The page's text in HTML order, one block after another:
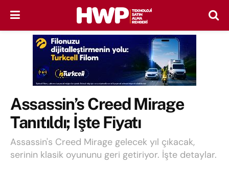
Assassin’s Creed Mirage
Tanıtıldı; İşte Fiyatı
Assassin's Creed Mirage gelecek yıl çıkacak,
serinin klasik oyununu geri getiriyor. İşte detaylar.